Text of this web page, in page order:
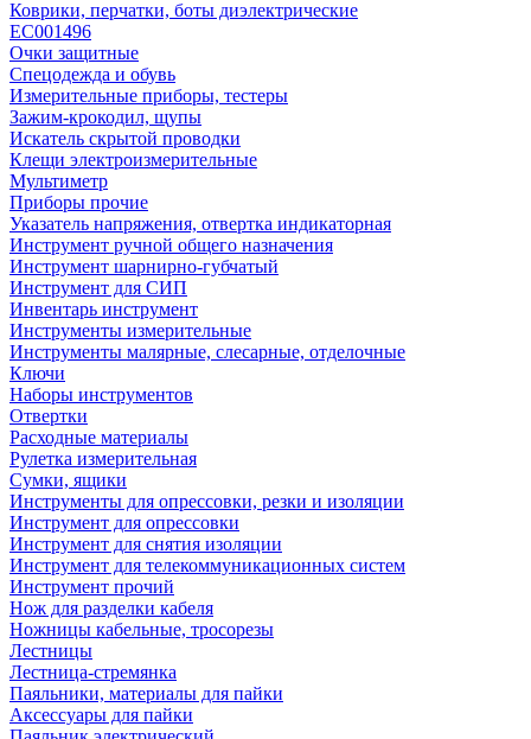
Коврики, перчатки, боты диэлектрические
EC001496
Очки защитные
Спецодежда и обувь
Измерительные приборы, тестеры
Зажим-крокодил, щупы
Искатель скрытой проводки
Клещи электроизмерительные
Мультиметр
Приборы прочие
Указатель напряжения, отвертка индикаторная
Инструмент ручной общего назначения
Инструмент шарнирно-губчатый
Инструмент для СИП
Инвентарь инструмент
Инструменты измерительные
Инструменты малярные, слесарные, отделочные
Ключи
Наборы инструментов
Отвертки
Расходные материалы
Рулетка измерительная
Сумки, ящики
Инструменты для опрессовки, резки и изоляции
Инструмент для опрессовки
Инструмент для снятия изоляции
Инструмент для телекоммуникационных систем
Инструмент прочий
Нож для разделки кабеля
Ножницы кабельные, тросорезы
Лестницы
Лестница-стремянка
Паяльники, материалы для пайки
Аксессуары для пайки